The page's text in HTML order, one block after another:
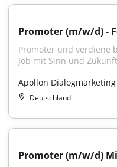
Promoter (m/w/d) -
Promoter und verdiene
Job mit Sinn und
Apollon Dialogmarketing
Deutschland
Promoter (m/w/d)